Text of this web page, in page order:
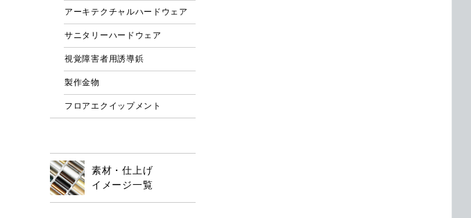
アーキテクチャルハードウェア
サニタリーハードウェア
視覚障害者用誘導鋲
製作金物
フロアエクイップメント
素材・仕上げ
イメージ一覧